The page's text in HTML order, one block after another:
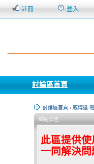
註冊 登入
討論區首頁
討論區首頁 ‹ 威博達-
網站公告
此區提供
一同解決